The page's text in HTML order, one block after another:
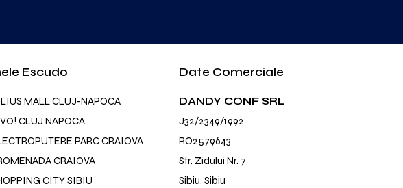
Escudo
MALL CLUJ-NAPOCA
CLUJ NAPOCA
PARC CRAIOVA
CRAIOVA
CITY SIBIU
Date Comerciale
DANDY CONF SRL
J32/2349/1992
RO2579643
Str. Zidului Nr. 7
Sibiu, Sibiu